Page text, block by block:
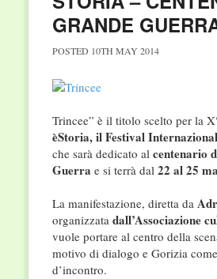
GRANDE
POSTED 10TH MAY 2014
Trincee” è il titolo scelto per la
èStoria, il Festival
che sarà dedicato al centenario
Guerra e si terrà dal 22 al 25
La manifestazione, diretta da
organizzata dall’Associazione
vuole portare al centro della
motivo di dialogo e Gorizia
d’incontro.